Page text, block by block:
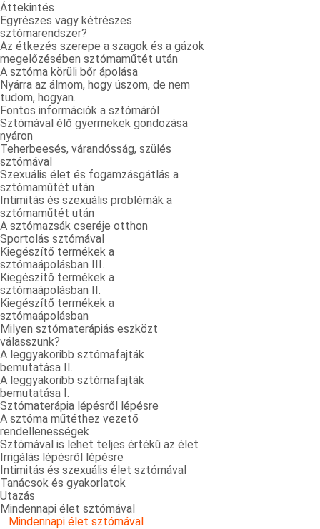
Áttekintés
Egyrészes vagy kétrészes
sztómarendszer?
Az étkezés szerepe a szagok és a gázok
megelőzésében sztómaműtét után
A sztóma körüli bőr ápolása
Nyárra az álmom, hogy úszom, de nem
tudom, hogyan.
Fontos információk a sztómáról
Sztómával élő gyermekek gondozása
nyáron
Teherbeesés, várandósság, szülés
sztómával
Szexuális élet és fogamzásgátlás a
sztómaműtét után
Intimitás és szexuális problémák a
sztómaműtét után
A sztómazsák cseréje otthon
Sportolás sztómával
Kiegészítő termékek a
sztómaápolásban III.
Kiegészítő termékek a
sztómaápolásban II.
Kiegészítő termékek a
sztómaápolásban
Milyen sztómaterápiás eszközt
válasszunk?
A leggyakoribb sztómafajták
bemutatása II.
A leggyakoribb sztómafajták
bemutatása I.
Sztómaterápia lépésről lépésre
A sztóma műtéthez vezető
rendellenességek
Sztómával is lehet teljes értékű az élet
Irrigálás lépésről lépésre
Intimitás és szexuális élet sztómával
Tanácsok és gyakorlatok
Utazás
Mindennapi élet sztómával
Mindennapi élet sztómával